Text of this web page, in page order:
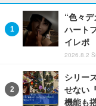
“色々
ハート
イレポ
2026.8.2
シリー
せない
機能も